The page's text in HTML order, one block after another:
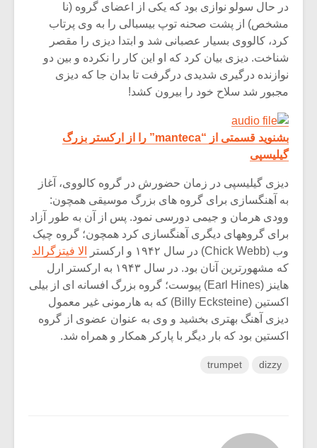
در حال سولو نوازی بود که یکی از اعضای گروه (نا
مشخص) از پشت صحنه توپ بیسبالی را به وی پرتاب
کرد، کالووی بسیار عصبانی شد و ابتدا دیزی را مقصر
شناخت. دیزی بیان کرد که او این کار را نکرده و بین دو
نوازنده درگیری شدیدی درگرفت تا بدان جا که دیزی
مجبور شد سلاح خود را بیرون کشد!
بشنوید قسمتی از “manteca” را از ارکستر بزرگ
گیلیسپی
دیزی گیلیسپی در زمان حضورش در گروه کالووی، آغاز
به آهنگسازی برای گروه های بزرگ موسیقی همچون:
وودی هرمان و جیمی دورسی نمود. پس از آن به طور آزاد
برای گروههای دیگری آهنگسازی کرد همچون؛ گروه چیک
وب (Chick Webb) در سال ۱۹۴۲ و ارکستر
الا فیتزگرالد
که مشهورترین آنان بود. در سال ۱۹۴۳ به ارکستر ارل
هاینز (Earl Hines) پیوست؛ گروه بزرگ افسانه ای از بیلی
اکستین (Billy Ecksteine) که به هارمونی غیر معمول
دیزی آهنگ بهتری بخشید و وی به عنوان عضوی از گروه
اکستین بود که بار دیگر با پارکر همکار و همراه شد.
dizzy
trumpet